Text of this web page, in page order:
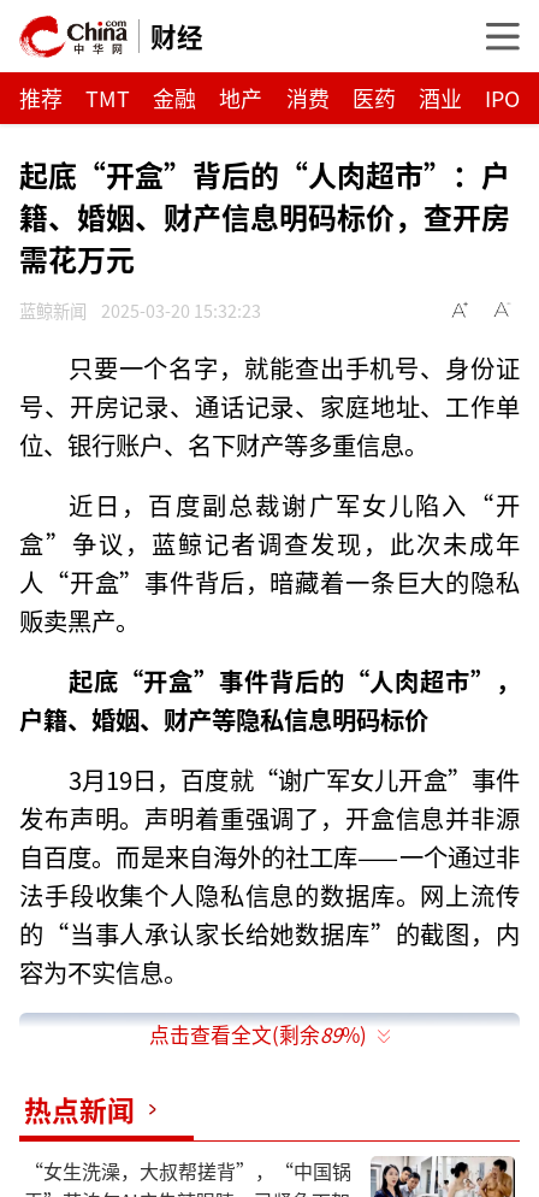
财经
推荐 TMT 金融 地产 消费 医药 酒业 IPO
起底“开盒”背后的“人肉超市”：户
籍、婚姻、财产信息明码标价，查开房
需花万元
蓝鲸新闻 2025-03-20 15:32:23
只要一个名字，就能查出手机号、身份证
号、开房记录、通话记录、家庭地址、工作单
位、银行账户、名下财产等多重信息。
近日，百度副总裁谢广军女儿陷入“开
盒”争议，蓝鲸记者调查发现，此次未成年
人“开盒”事件背后，暗藏着一条巨大的隐私
贩卖黑产。
起底“开盒”事件背后的“人肉超市”，
户籍、婚姻、财产等隐私信息明码标价
3月19日，百度就“谢广军女儿开盒”事件
发布声明。声明着重强调了，开盒信息并非源
自百度。而是来自海外的社工库——一个通过非
法手段收集个人隐私信息的数据库。网上流传
的“当事人承认家长给她数据库”的截图，内
容为不实信息。
点击查看全文(剩余89%)
热点新闻
“女生洗澡，大叔帮搓背”，“中国锅